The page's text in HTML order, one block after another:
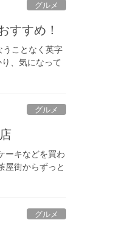
グルメ
すすめ！
うことなく英字
、気になって
グルメ
ーキなどを買わ
屋街からずっと
グルメ